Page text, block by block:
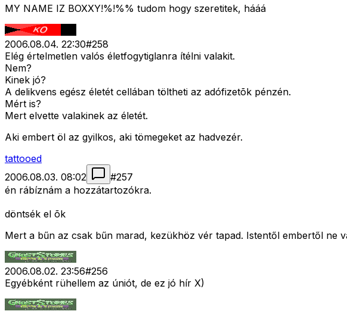
MY NAME IZ BOXXY!%!%% tudom hogy szeretitek, hááá
2006.08.04. 22:30#258
Elég értelmetlen valós életfogytiglanra ítélni valakit.
Nem?
Kinek jó?
A delikvens egész életét cellában töltheti az adófizetõk pénzén.
Mért is?
Mert elvette valakinek az életét.
Aki embert öl az gyilkos, aki tömegeket az hadvezér.
tattooed
2006.08.03. 08:02
#257
én rábíznám a hozzátartozókra.
döntsék el õk
Mert a bűn az csak bűn marad, kezükhöz vér tapad. Istentől embertől ne
2006.08.02. 23:56#256
Egyébként rühellem az úniót, de ez jó hír X)